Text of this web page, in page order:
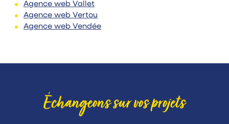
Agence web Vallet
Agence web Vertou
Agence web Vendée
Échangeons sur vos projets